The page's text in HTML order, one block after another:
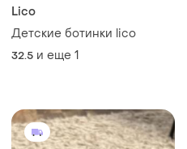
Lico
Детские ботинки lico
32.5 и еще 1